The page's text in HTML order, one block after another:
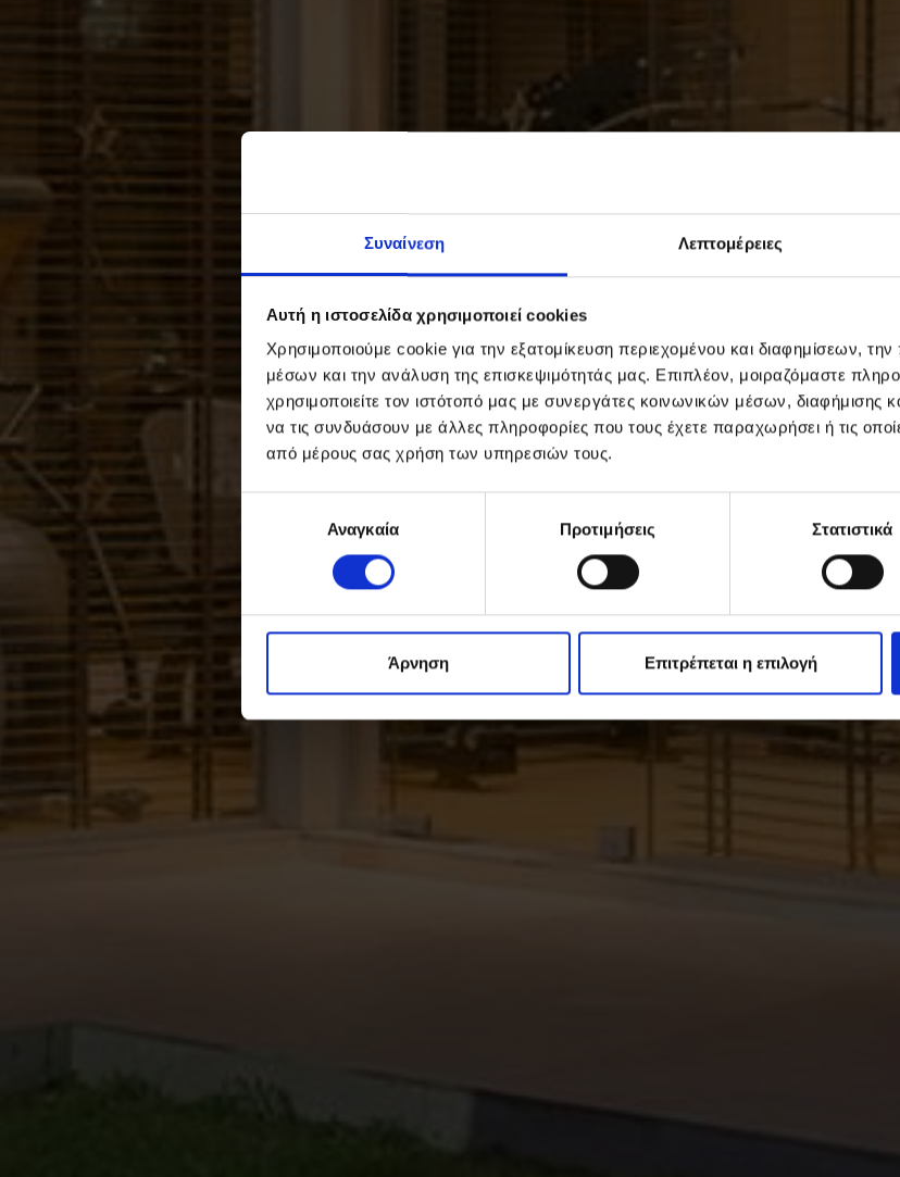
Συναίνεση Λεπτομέρειες
Αυτή η ιστοσελίδα χρησιμοποιεί cookies
Χρησιμοποιούμε cookie για την εξατομίκευση περιεχομένου και διαφημίσεων,
μέσων και την ανάλυση της επισκεψιμότητάς μας. Επιπλέον, μοιραζόμαστε
χρησιμοποιείτε τον ιστότοπό μας με συνεργάτες κοινωνικών μέσων, διαφήμισης
να τις συνδυάσουν με άλλες πληροφορίες που τους έχετε παραχωρήσει ή τις
από μέρους σας χρήση των υπηρεσιών τους.
συγκατάθεσηςΑναγκαία Προτιμήσεις Στατιστικά
Άρνηση Επιτρέπεται η επιλογή